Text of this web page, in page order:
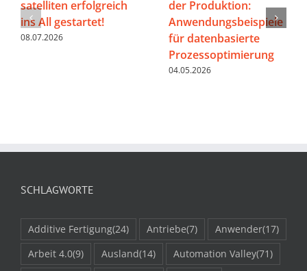
satelliten erfolgreich
ins All gestartet!
08.07.2026
der Produktion:
Anwendungsbeispiele
für datenbasierte
Prozessoptimierung
04.05.2026
SCHLAGWORTE
Additive Fertigung(24) Antriebe(7) Anwender(17)
Arbeit 4.0(9) Ausland(14) Automation Valley(71)